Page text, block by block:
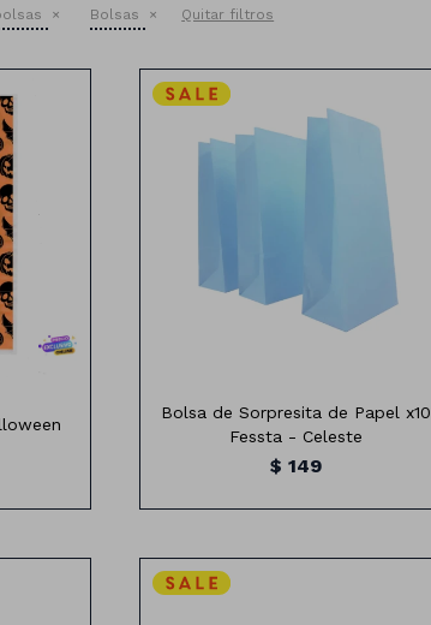
Bolsas Quitar filtros
Bolsa de papel x10 unidades
Bolsa de Sorpresita de Papel x10
Fessta - Celeste
$ 149